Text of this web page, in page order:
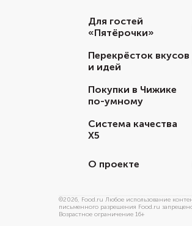
Для гостей
«Пятёрочки»
Перекрёсток вкусов
и идей
Покупки в Чижике
по-умному
Система качества
Х5
О проекте
©2026, Food.ru Любое использование
письменного разрешения Food.ru
Возрастное ограничение 16+